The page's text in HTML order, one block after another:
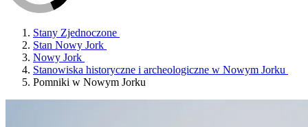
Stany Zjednoczone
Stan Nowy Jork
Nowy Jork
Stanowiska historyczne i archeologiczne w Nowym Jorku
Pomniki w Nowym Jorku